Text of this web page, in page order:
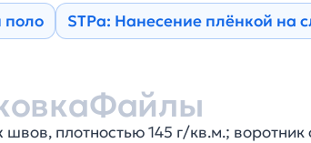
поло STPa: Нанесение плёнкой на
Файлы
плотностью 145 г/кв.м.;